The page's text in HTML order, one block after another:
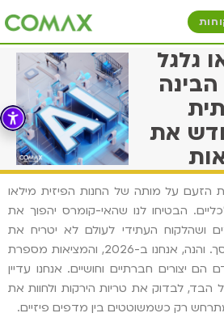
גלגל
את
הזעם על מותה של החנות הפיזית מילאו
הבטיחו לנו שהאי-קומרס יהפוך את
ושהלקוח העתידי לעולם לא יטריח את
עצמו לעזוב את נוחות המסך. והנה, אנחנו ב-2026, והמציאות מספרת
יצורים חברתיים וחושיים. אנחנו עדיין
הבד, לבדוק את טריות הירקות ולחוות את
רק כשמשוטטים בין מדפים פיזיים.